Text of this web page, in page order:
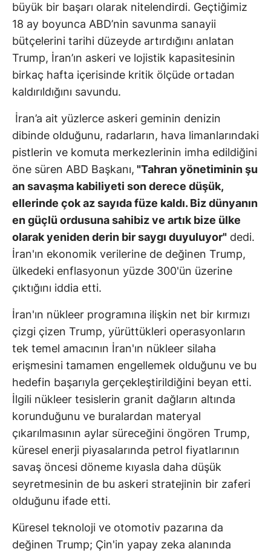
büyük bir başarı olarak nitelendirdi. Geçtiğimiz
18 ay boyunca ABD’nin savunma sanayii
bütçelerini tarihi düzeyde artırdığını anlatan
Trump, İran’ın askeri ve lojistik kapasitesinin
birkaç hafta içerisinde kritik ölçüde ortadan
kaldırıldığını savundu.
İran’a ait yüzlerce askeri geminin denizin
dibinde olduğunu, radarların, hava limanlarındaki
pistlerin ve komuta merkezlerinin imha edildiğini
öne süren ABD Başkanı, "Tahran yönetiminin şu
an savaşma kabiliyeti son derece düşük,
ellerinde çok az sayıda füze kaldı. Biz dünyanın
en güçlü ordusuna sahibiz ve artık bize ülke
olarak yeniden derin bir saygı duyuluyor" dedi.
İran'ın ekonomik verilerine de değinen Trump,
ülkedeki enflasyonun yüzde 300'ün üzerine
çıktığını iddia etti.
İran'ın nükleer programına ilişkin net bir kırmızı
çizgi çizen Trump, yürüttükleri operasyonların
tek temel amacının İran'ın nükleer silaha
erişmesini tamamen engellemek olduğunu ve bu
hedefin başarıyla gerçekleştirildiğini beyan etti.
İlgili nükleer tesislerin granit dağların altında
korunduğunu ve buralardan materyal
çıkarılmasının aylar süreceğini öngören Trump,
küresel enerji piyasalarında petrol fiyatlarının
savaş öncesi döneme kıyasla daha düşük
seyretmesinin de bu askeri stratejinin bir zaferi
olduğunu ifade etti.
Küresel teknoloji ve otomotiv pazarına da
değinen Trump; Çin'in yapay zeka alanında